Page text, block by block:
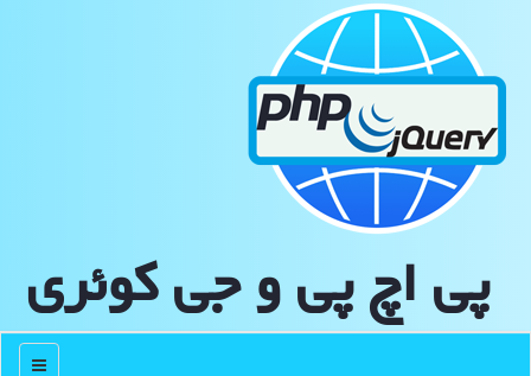
پی اچ پی و جی كوئری
منو